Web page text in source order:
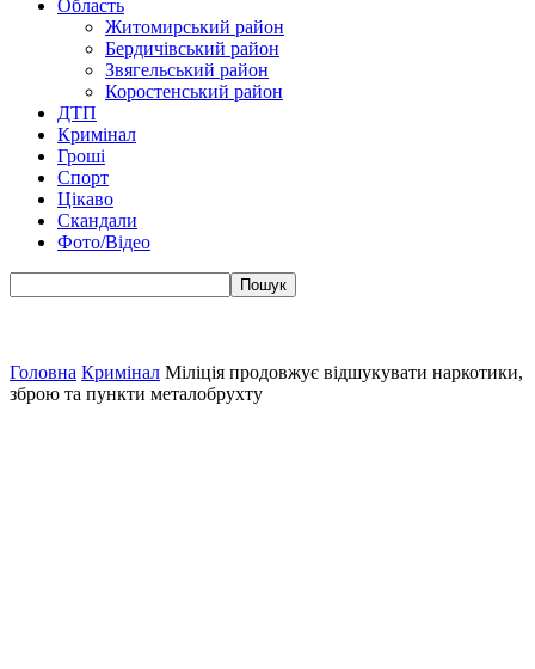
Область
Житомирський район
Бердичівський район
Звягельський район
Коростенський район
ДТП
Кримінал
Гроші
Спорт
Цікаво
Скандали
Фото/Відео
Головна Кримінал Міліція продовжує відшукувати наркотики,
зброю та пункти металобрухту